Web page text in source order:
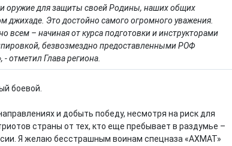
оружие для защиты своей Родины, наших общих
джихаде. Это достойно самого огромного уважения.
– начиная от курса подготовки и инструкторами
безвозмездно предоставленными РОФ
отметил Глава региона.
боевой.
и добыть победу, несмотря на риск для
страны от тех, кто еще пребывает в раздумье –
Я желаю бесстрашным воинам спецназа «АХМАТ»